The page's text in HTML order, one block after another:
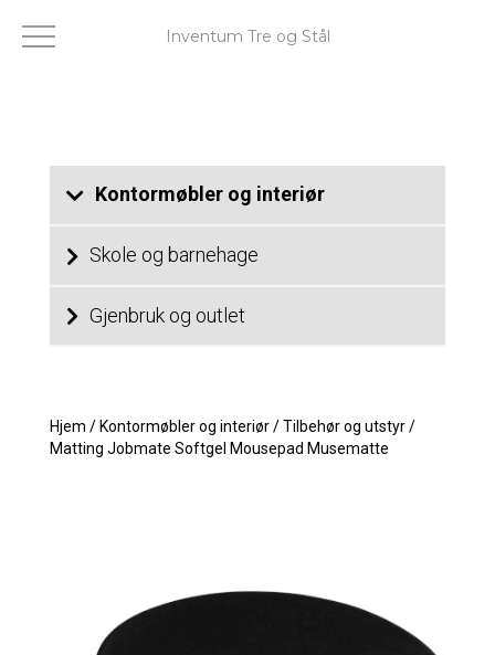
Kontormøbler og interiør
Skole og barnehage
Gjenbruk og outlet
Hjem / Kontormøbler og interiør / Tilbehør og utstyr /
Matting Jobmate Softgel Mousepad Musematte
Inventum Tre og Stål